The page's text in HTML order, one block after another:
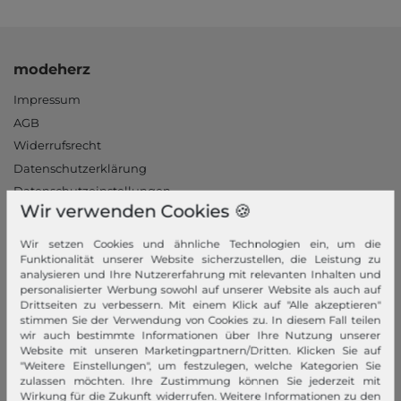
modeherz
Impressum
AGB
Widerrufsrecht
Datenschutzerklärung
Datenschutzeinstellungen
Barrierefreiheitserklärung
Jobs
Unsere Stores
Mein Konto
Login
Neukunde?
Informationen
Wir verwenden Cookies 🍪
Wir setzen Cookies und ähnliche Technologien ein, um die
Funktionalität unserer Website sicherzustellen, die Leistung zu
analysieren und Ihre Nutzererfahrung mit relevanten Inhalten und
personalisierter Werbung sowohl auf unserer Website als auch auf
Drittseiten zu verbessern. Mit einem Klick auf "Alle akzeptieren"
stimmen Sie der Verwendung von Cookies zu. In diesem Fall teilen
wir auch bestimmte Informationen über Ihre Nutzung unserer
Website mit unseren Marketingpartnern/Dritten. Klicken Sie auf
"Weitere Einstellungen", um festzulegen, welche Kategorien Sie
zulassen möchten. Ihre Zustimmung können Sie jederzeit mit
Wirkung für die Zukunft widerrufen. Weitere Informationen zu den